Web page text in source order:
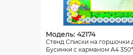
Модель: 42174
Стенд Списки на горшочки
Бусинки с карманом А4